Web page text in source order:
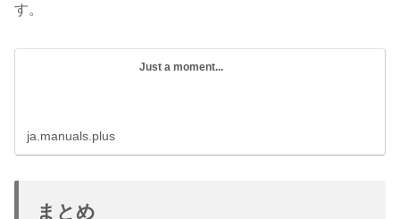
す。
Just a moment...
ja.manuals.plus
まとめ